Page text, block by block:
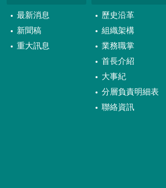
最新消息
新聞稿
重大訊息
歷史沿革
組織架構
業務職掌
首長介紹
大事紀
分層負責明細表
聯絡資訊